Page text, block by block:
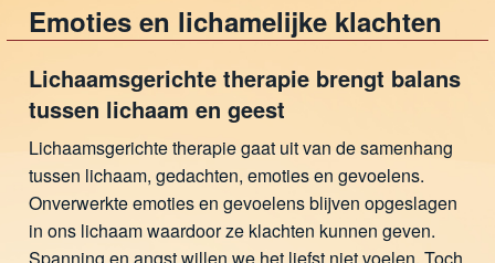
Emoties en lichamelijke klachten
Lichaamsgerichte therapie brengt balans
tussen lichaam en geest
Lichaamsgerichte therapie gaat uit van de samenhang
tussen lichaam, gedachten, emoties en gevoelens.
Onverwerkte emoties en gevoelens blijven opgeslagen
in ons lichaam waardoor ze klachten kunnen geven.
Spanning en angst willen we het liefst niet voelen. Toch